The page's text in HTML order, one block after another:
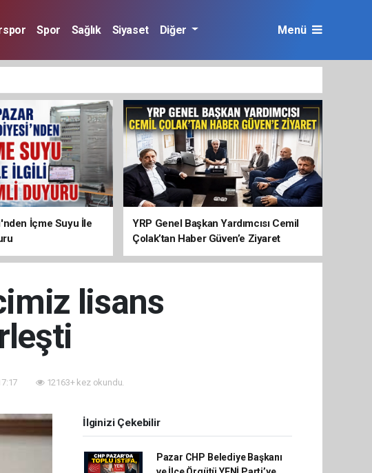
Spor Sağlık Siyaset Diğer Menü
İçme Suyu İle
YRP Genel Başkan Yardımcısı Cemil
Çolak’tan Haber Güven’e Ziyaret
lisans
12163+ kez okundu.
İlginizi Çekebilir
Pazar CHP Belediye Başkanı